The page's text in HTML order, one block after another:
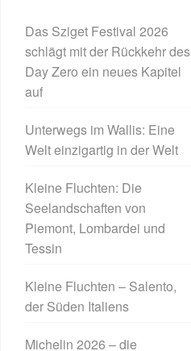
Das Sziget Festival 2026
schlägt mit der Rückkehr des
Day Zero ein neues Kapitel
auf
Unterwegs im Wallis: Eine
Welt einzigartig in der Welt
Kleine Fluchten: Die
Seelandschaften von
Piemont, Lombardei und
Tessin
Kleine Fluchten – Salento,
der Süden Italiens
Michelin 2026 – die